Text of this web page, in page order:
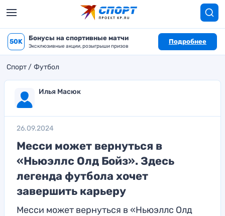
50K Бонусы на спортивные матчи
Эксклюзивные акции, розыгрыши призов
Подробнее
Спорт Футбол
Илья Масюк
26.09.2024
Месси может вернуться в
«Ньюэллс Олд Бойз». Здесь
легенда футбола хочет
завершить карьеру
Месси может вернуться в «Ньюэллс Олд